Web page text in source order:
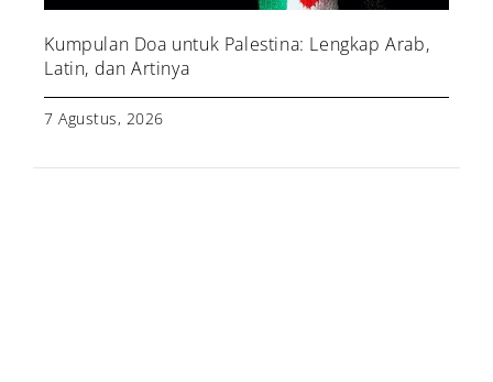
Kumpulan Doa untuk Palestina: Lengkap Arab,
Latin, dan Artinya
7 Agustus, 2026